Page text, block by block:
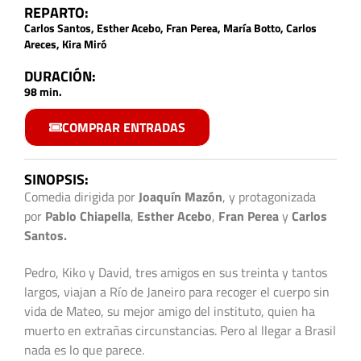
REPARTO:
Carlos Santos, Esther Acebo, Fran Perea, María Botto, Carlos
Areces, Kira Miró
DURACIÓN:
98 min.
COMPRAR ENTRADAS
SINOPSIS:
Comedia dirigida porJoaquín Mazón, y protagonizada
por Pablo Chiapella, Esther Acebo, Fran PereayCarlos
Santos.
Pedro, Kiko y David, tres amigos en sus treinta y tantos
largos, viajan a Río de Janeiro para recoger el cuerpo sin
vida de Mateo, su mejor amigo del instituto, quien ha
muerto en extrañas circunstancias. Pero al llegar a Brasil
nada es lo que parece.